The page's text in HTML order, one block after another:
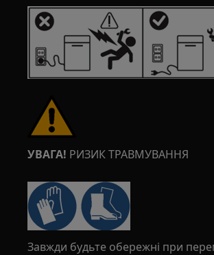
УВАГА! РИЗИК ТРАВМУВАННЯ
Завжди будьте обережні при